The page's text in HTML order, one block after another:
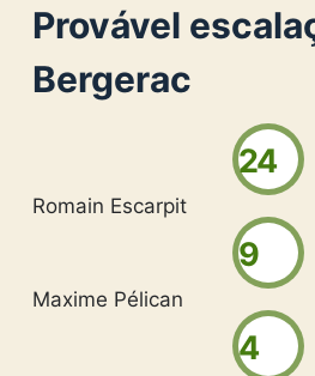
Provável
Bergerac
24
Romain Escarpit
9
Maxime Pélican
4